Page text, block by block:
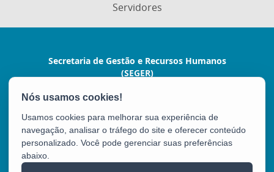
Servidores
Secretaria de Gestão e Recursos Humanos
(SEGER)
Avenida Vitória, nº 2703 - Horto
Tel.: (27) 3636-5201 / 3636-5202
Usamos cookies para melhorar sua experiência de
navegação, analisar o tráfego do site e oferecer conteúdo
personalizado. Você pode gerenciar suas preferências
abaixo.